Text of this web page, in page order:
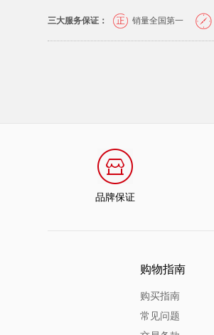
三大服务保证： 销量全国第一
品牌保证
购物指南
购买指南
常见问题